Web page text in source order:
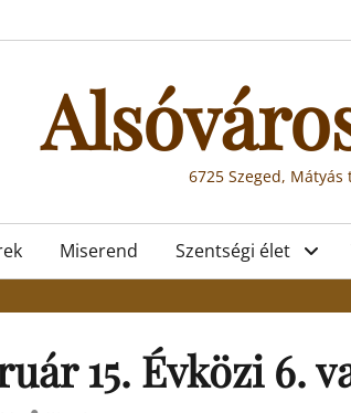
6725 Szeged, Mátyás
Miserend Szentségi élet
15. Évközi 6.